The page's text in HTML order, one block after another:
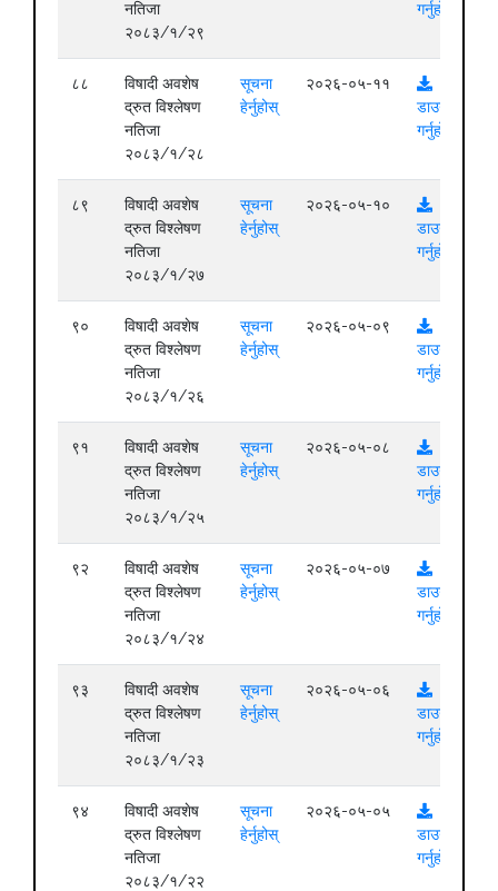
नतिजा
२०८३/१/२९
गर्नुहोस्
८८
विषादी अवशेष
द्रुत विश्लेषण
नतिजा
२०८३/१/२८
सूचना
हेर्नुहोस्
२०२६-०५-११
डाउनलोड
गर्नुहोस्
८९
विषादी अवशेष
द्रुत विश्लेषण
नतिजा
२०८३/१/२७
सूचना
हेर्नुहोस्
२०२६-०५-१०
डाउनलोड
गर्नुहोस्
९०
विषादी अवशेष
द्रुत विश्लेषण
नतिजा
२०८३/१/२६
सूचना
हेर्नुहोस्
२०२६-०५-०९
डाउनलोड
गर्नुहोस्
९१
विषादी अवशेष
द्रुत विश्लेषण
नतिजा
२०८३/१/२५
सूचना
हेर्नुहोस्
२०२६-०५-०८
डाउनलोड
गर्नुहोस्
९२
विषादी अवशेष
द्रुत विश्लेषण
नतिजा
२०८३/१/२४
सूचना
हेर्नुहोस्
२०२६-०५-०७
डाउनलोड
गर्नुहोस्
९३
विषादी अवशेष
द्रुत विश्लेषण
नतिजा
२०८३/१/२३
सूचना
हेर्नुहोस्
२०२६-०५-०६
डाउनलोड
गर्नुहोस्
९४
विषादी अवशेष
द्रुत विश्लेषण
नतिजा
२०८३/१/२२
सूचना
हेर्नुहोस्
२०२६-०५-०५
डाउनलोड
गर्नुहोस्